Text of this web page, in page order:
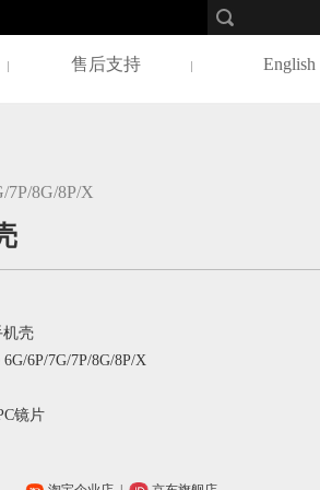
售后支持 English
7P/8G/8P/X
壳
6P/7G/7P/8G/8P/X
镜片